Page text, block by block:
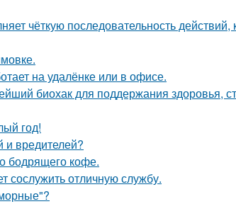
чёткую последовательность
на удалёнке или в офисе.
биохак для поддержания здоровья,
год!
и вредителей?
бодрящего кофе.
сослужить отличную службу.